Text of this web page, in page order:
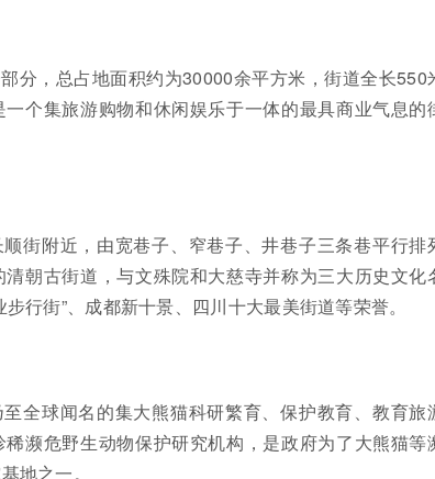
分，总占地面积约为30000余平方米，街道全长550
个集旅游购物和休闲娱乐于一体的最具商业气息的
街附近，由宽巷子、窄巷子、井巷子三条巷平行排
朝古街道，与文殊院和大慈寺并称为三大历史文化
行街”、成都新十景、四川十大最美街道等荣誉。
全球闻名的集大熊猫科研繁育、保护教育、教育旅
濒危野生动物保护研究机构，是政府为了大熊猫等
地之一。